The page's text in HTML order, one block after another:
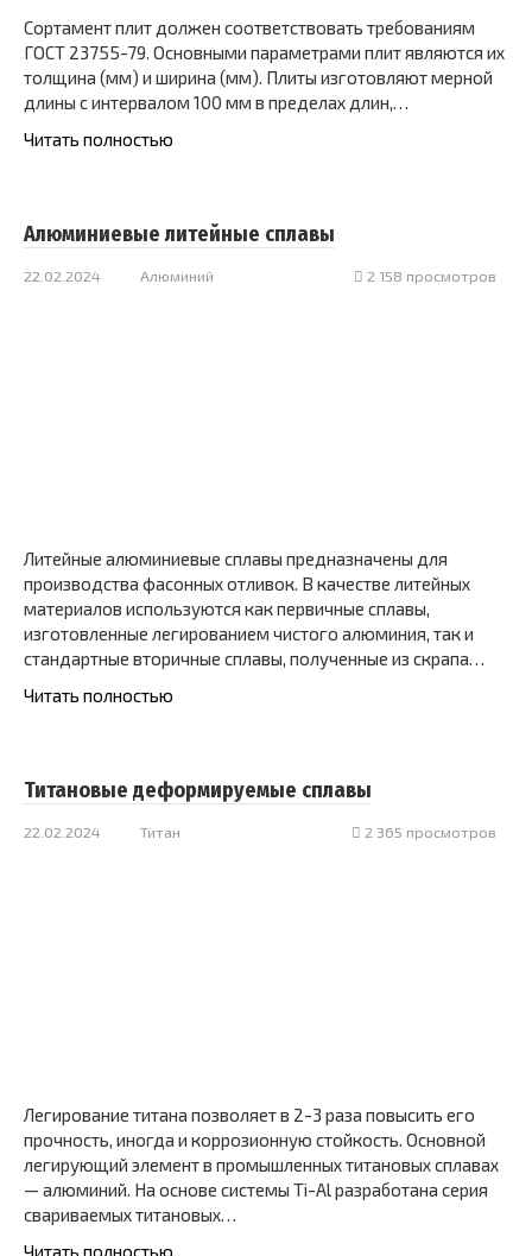
Сортамент плит должен соответствовать требованиям
ГОСТ 23755-79. Основными параметрами плит являются их
толщина (мм) и ширина (мм). Плиты изготовляют мерной
длины с интервалом 100 мм в пределах длин,…
Читать полностью
Алюминиевые литейные сплавы
22.02.2024 Алюминий 2 158 просмотров
Литейные алюминиевые сплавы предназначены для
производства фасонных отливок. В качестве литейных
материалов используются как первичные сплавы,
изготовленные легированием чистого алюминия, так и
стандартные вторичные сплавы, полученные из скрапа…
Читать полностью
Титановые деформируемые сплавы
22.02.2024 Титан 2 365 просмотров
Легирование титана позволяет в 2-3 раза повысить его
прочность, иногда и коррозионную стойкость. Основной
легирующий элемент в промышленных титановых сплавах
— алюминий. На основе системы Ti-Al разработана серия
свариваемых титановых…
Читать полностью